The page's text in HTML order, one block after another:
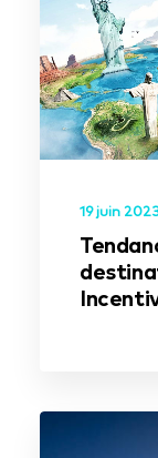
19 juin